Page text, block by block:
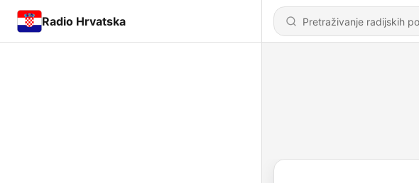
Radio Hrvatska